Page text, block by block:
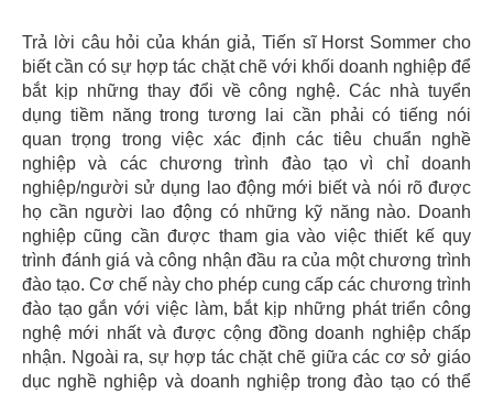
Trả lời câu hỏi của khán giả, Tiến sĩ Horst Sommer cho
biết cần có sự hợp tác chặt chẽ với khối doanh nghiệp để
bắt kịp những thay đổi về công nghệ. Các nhà tuyển
dụng tiềm năng trong tương lai cần phải có tiếng nói
quan trọng trong việc xác định các tiêu chuẩn nghề
nghiệp và các chương trình đào tạo vì chỉ doanh
nghiệp/người sử dụng lao động mới biết và nói rõ được
họ cần người lao động có những kỹ năng nào. Doanh
nghiệp cũng cần được tham gia vào việc thiết kế quy
trình đánh giá và công nhận đầu ra của một chương trình
đào tạo. Cơ chế này cho phép cung cấp các chương trình
đào tạo gắn với việc làm, bắt kịp những phát triển công
nghệ mới nhất và được cộng đồng doanh nghiệp chấp
nhận. Ngoài ra, sự hợp tác chặt chẽ giữa các cơ sở giáo
dục nghề nghiệp và doanh nghiệp trong đào tạo có thể